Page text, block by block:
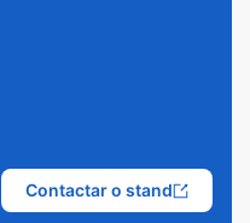
Contactar o stand